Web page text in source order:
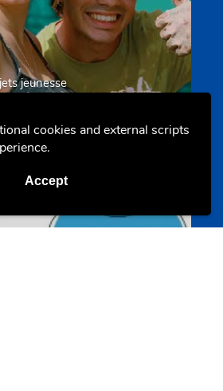
cookies and external scripts
Accept
jeunesse